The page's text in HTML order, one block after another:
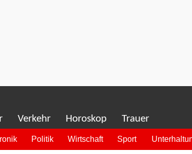
Verkehr Horoskop Trauer
Politik Wirtschaft Sport